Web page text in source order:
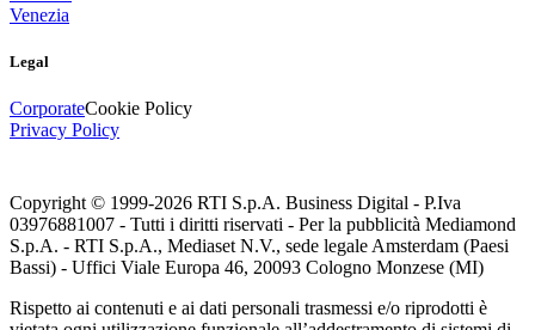
Venezia
Legal
CorporateCookie Policy
Privacy Policy
Copyright © 1999-2026 RTI S.p.A. Business Digital - P.Iva
03976881007 - Tutti i diritti riservati - Per la pubblicità Mediamond
S.p.A. - RTI S.p.A., Mediaset N.V., sede legale Amsterdam (Paesi
Bassi) - Uffici Viale Europa 46, 20093 Cologno Monzese (MI)
Rispetto ai contenuti e ai dati personali trasmessi e/o riprodotti è